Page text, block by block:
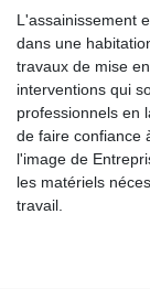
L'assainissement
dans une
travaux de mise
interventions qui
professionnels en
de faire confiance
l'image de
les matériels
travail.